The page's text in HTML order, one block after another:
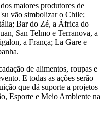
maiores produtores de
vão simbolizar o Chile;
Bar do Zé, a África do
San Telmo e Terranova, a
a França; La Gare e
de alimentos, roupas e
E todas as ações serão
que dá suporte a projetos
Esporte e Meio Ambiente na